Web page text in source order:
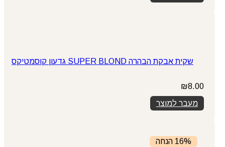
שקית אבקת הבהרה SUPER BLOND גדעון קוסמטיקס
₪8.00
מעבר למוצר
16% הנחה